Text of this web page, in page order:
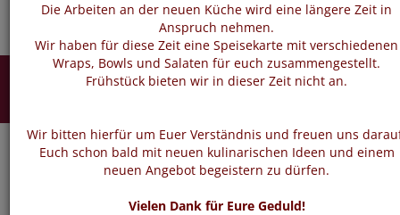
Einzeltermine
Die Arbeiten an der neuen Küche wird eine längere Zeit in
Anspruch nehmen.
Wir haben für diese Zeit eine Speisekarte mit verschiedenen
Wraps, Bowls und Salaten für euch zusammengestellt.
Frühstück bieten wir in dieser Zeit nicht an.
Wir bitten hierfür um Euer Verständnis und freuen uns
Euch schon bald mit neuen kulinarischen Ideen und einem
neuen Angebot begeistern zu dürfen.
Vielen Dank für Eure Geduld!